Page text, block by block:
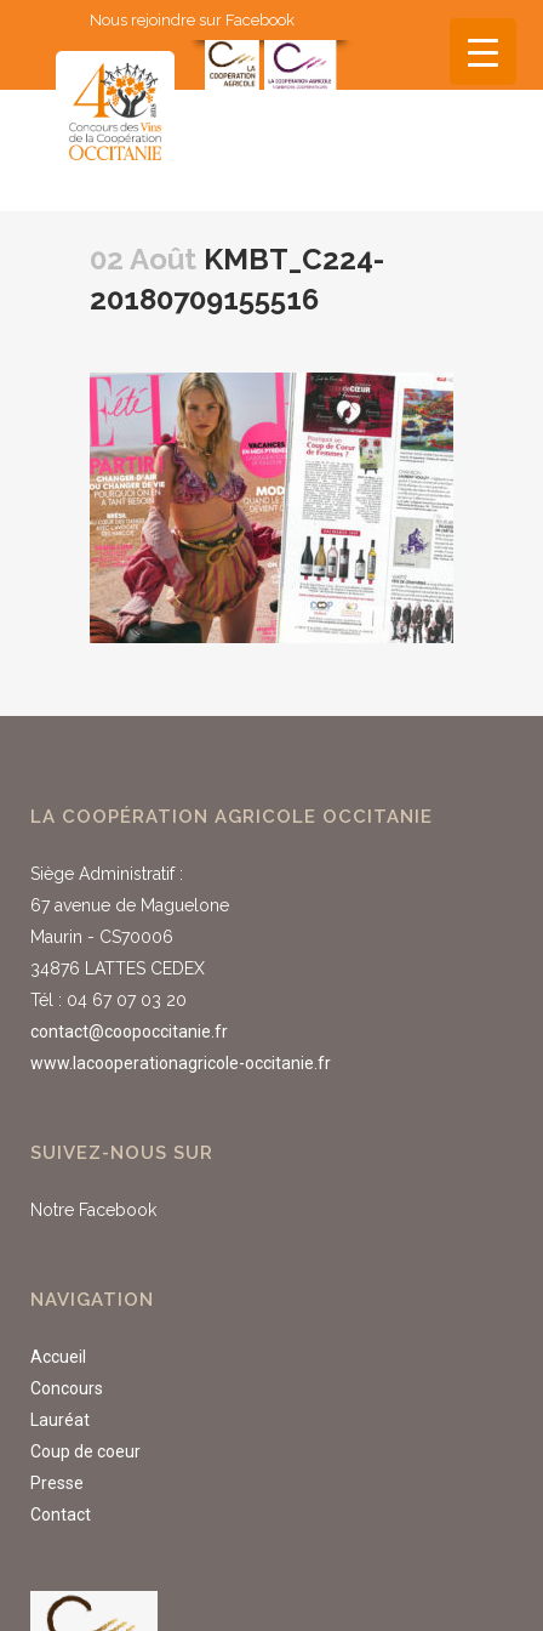
Nous rejoindre sur Facebook
02 Août KMBT_C224-
20180709155516
LA COOPÉRATION AGRICOLE OCCITANIE
Siège Administratif :
67 avenue de Maguelone
Maurin - CS70006
34876 LATTES CEDEX
Tél : 04 67 07 03 20
contact@coopoccitanie.fr
www.lacooperationagricole-occitanie.fr
SUIVEZ-NOUS SUR
Notre Facebook
NAVIGATION
Accueil
Concours
Lauréat
Coup de coeur
Presse
Contact